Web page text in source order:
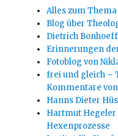
Alles zum
Blog über
Dietrich
Erinnerungen
Fotoblog von
frei und gleich –
Kommentare
Hanns Dieter
Hartmut Hegeler
Hexenprozesse